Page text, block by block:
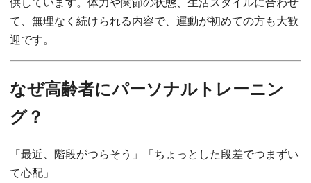
て、無理なく続けられる内容で、運動が初めての方も大歓
迎です。
なぜ高齢者にパーソナルトレーニン
グ？
「最近、階段がつらそう」「ちょっとした段差でつまずい
て心配」